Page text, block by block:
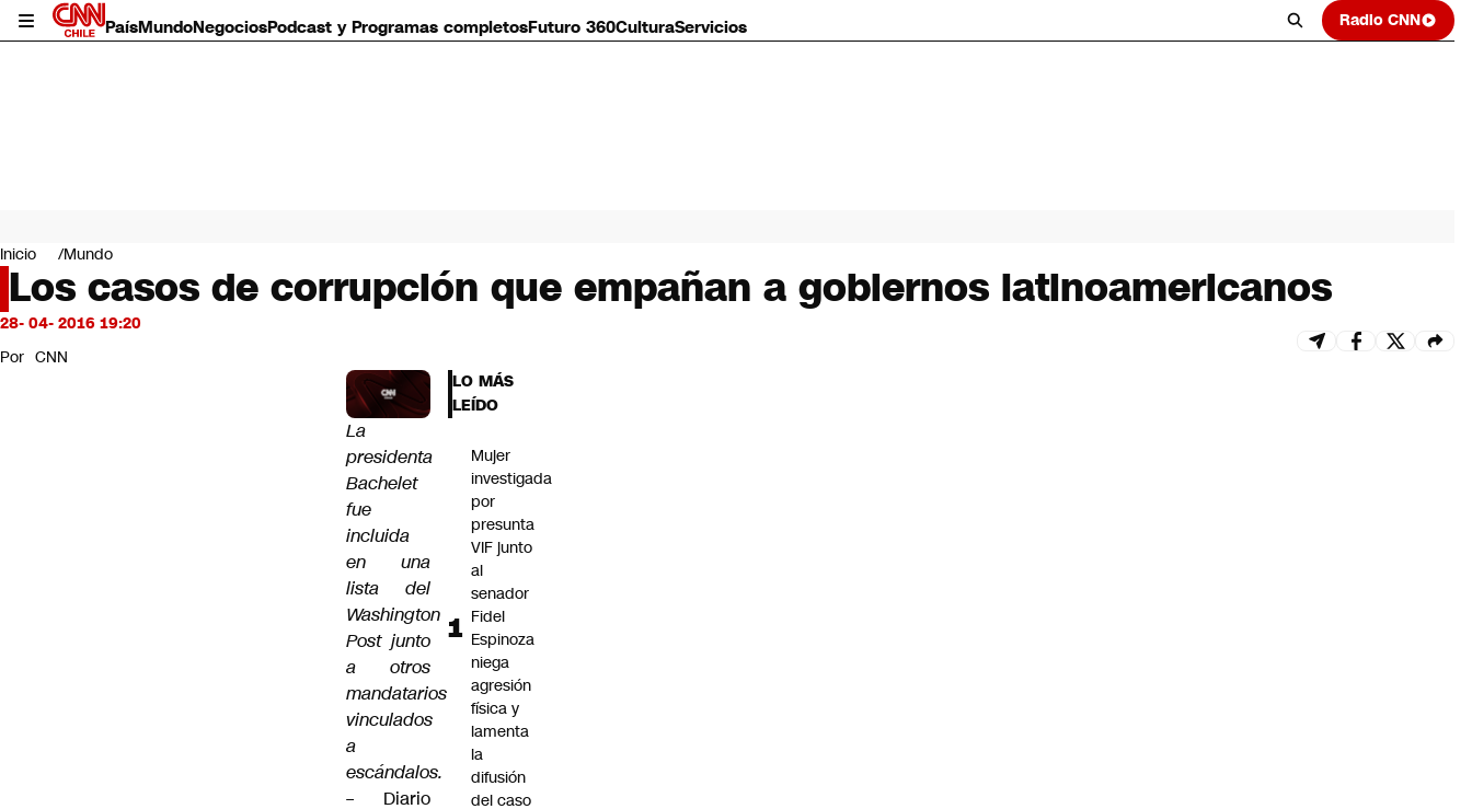
PaísMundoNegociosPodcast y Programas completosFuturo 360CulturaServicios Radio CNN
Mundo
Negocios
Deportes
Programas completos
Servicios
Inicio Mundo
Los casos de corrupción que empañan a gobiernos latinoamericanos
28- 04- 2016 19:20
Por CNN
La
presidenta
Bachelet
fue
incluida
en una
lista del
Washington
Post junto
a otros
mandatarios
vinculados
a
escándalos.
– Diario
LO MÁS
LEÍDO
Mujer
investigada
por
presunta
VIF junto
al
senador
Fidel
Espinoza
niega
agresión
física y
lamenta
la
difusión
del caso